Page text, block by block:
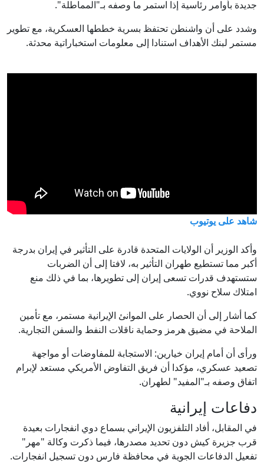
جديدة بأوامر رئاسية إذا استمر ما وصفه بـ"المماطلة".
وشدد على أن واشنطن تحتفظ بسرية خططها العسكرية، مع تطوير
مستمر لبنك الأهداف استنادا إلى معلومات استخباراتية محدثة.
شاهد على يوتيوب
وأكد الوزير أن الولايات المتحدة قادرة على التأثير في إيران بدرجة
أكبر مما تستطيع طهران التأثير به، لافتا إلى أن الضربات
ستستهدف قدرات تسعى إيران إلى تطويرها، بما في ذلك منع
امتلاك سلاح نووي.
كما أشار إلى أن الحصار على الموانئ الإيرانية مستمر، مع تأمين
الملاحة في مضيق هرمز وحماية ناقلات النفط والسفن التجارية.
ورأى أن أمام إيران خيارين: الاستجابة للمفاوضات أو مواجهة
تصعيد عسكري، مؤكدا أن فريق التفاوض الأمريكي مستعد لإبرام
اتفاق وصفه بـ"المفيد" لطهران.
دفاعات إيرانية
في المقابل، أفاد التلفزيون الإيراني بسماع دوي انفجارات بعيدة
قرب جزيرة كيش دون تحديد مصدرها، فيما ذكرت وكالة "مهر"
تفعيل الدفاعات الجوية في محافظة فارس دون تسجيل انفجارات.